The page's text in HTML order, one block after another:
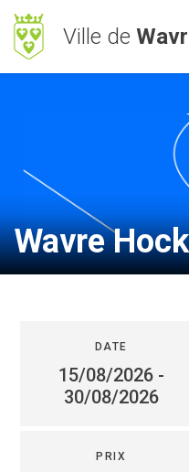
Ville de
Mes
BetterStreet
Déchets
Horaires
Vie
Vivre à Wavre
Economie
Wavre
DATE
15/08/2026-
30/08/2026
PRIX